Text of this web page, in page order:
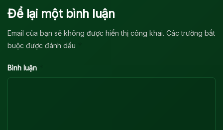
Để lại một bình luận
Email của bạn sẽ không được hiển thị công khai. Các trường bắt
buộc được đánh dấu
Bình luận